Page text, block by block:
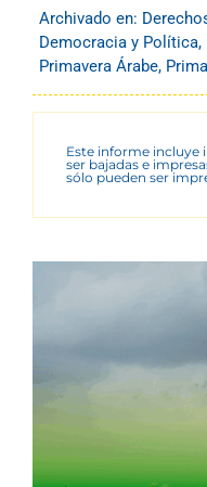
Archivado en:
Democracia y Política,
Primavera Árabe,
Este informe incluye
ser bajadas e
sólo pueden ser